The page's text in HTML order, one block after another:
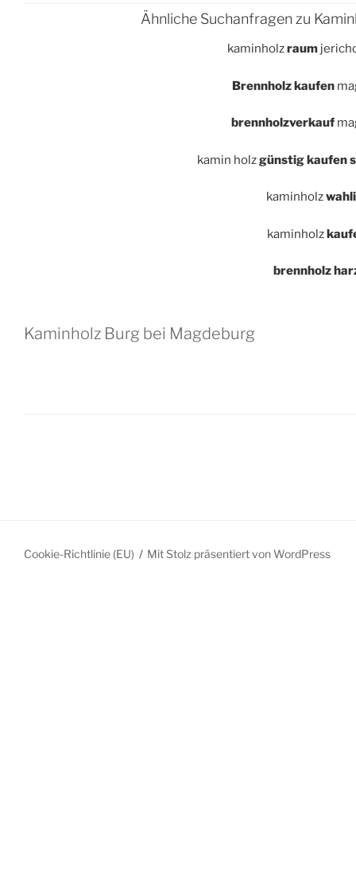
Ähnliche Suchanfragen zu
kaminholzraum
Brennholz kaufen
brennholzverkauf
kamin holzgünstig kaufen
kaminholz
kaminholz
brennholz
Kaminholz Burg bei Magdeburg
Cookie-Richtlinie (EU) Mit Stolz präsentiert von WordPress